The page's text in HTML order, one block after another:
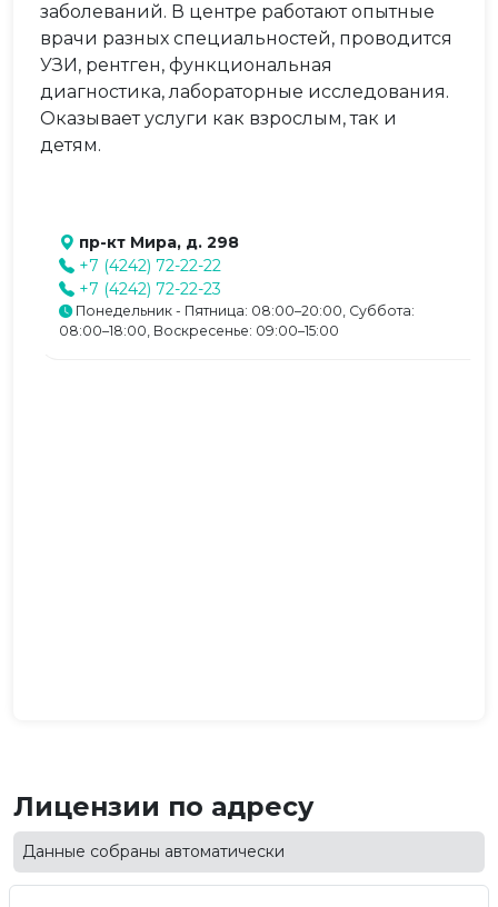
заболеваний. В центре работают опытные
врачи разных специальностей, проводится
УЗИ, рентген, функциональная
диагностика, лабораторные исследования.
Оказывает услуги как взрослым, так и
детям.
пр-кт Мира, д. 298
+7 (4242) 72-22-22
+7 (4242) 72-22-23
Понедельник - Пятница: 08:00–20:00, Суббота:
08:00–18:00, Воскресенье: 09:00–15:00
Лицензии по адресу
Данные собраны автоматически